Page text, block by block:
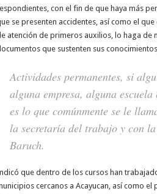
con el fin de que haya más
se presenten accidentes, así como el
atención de primeros auxilios, lo haga
que sustenten sus
Actividades permanentes, si
alguna empresa, alguna
es lo que comúnmente se le
la secretaría del trabajo y con
Baruch.
que dentro de los cursos han
cercanos a Acayucan, así como